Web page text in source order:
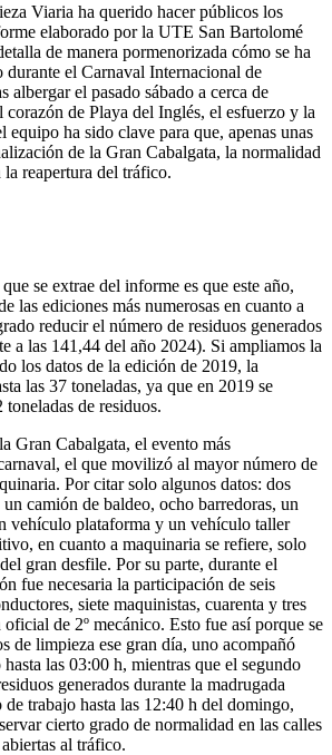
Viaria ha querido hacer públicos los
elaborado por la UTE San Bartolomé
de manera pormenorizada cómo se ha
durante el Carnaval Internacional de
albergar el pasado sábado a cerca de
corazón de Playa del Inglés, el esfuerzo y la
equipo ha sido clave para que, apenas unas
de la Gran Cabalgata, la normalidad
reapertura del tráfico.
se extrae del informe es que este año,
las ediciones más numerosas en cuanto a
reducir el número de residuos generados
a las 141,44 del año 2024). Si ampliamos la
los datos de la edición de 2019, la
las 37 toneladas, ya que en 2019 se
de residuos.
Gran Cabalgata, el evento más
el que movilizó al mayor número de
Por citar solo algunos datos: dos
camión de baldeo, ocho barredoras, un
vehículo plataforma y un vehículo taller
en cuanto a maquinaria se refiere, solo
gran desfile. Por su parte, durante el
fue necesaria la participación de seis
siete maquinistas, cuarenta y tres
de 2º mecánico. Esto fue así porque se
de limpieza ese gran día, uno acompañó
las 03:00 h, mientras que el segundo
generados durante la madrugada
trabajo hasta las 12:40 h del domingo,
cierto grado de normalidad en las calles
al tráfico.